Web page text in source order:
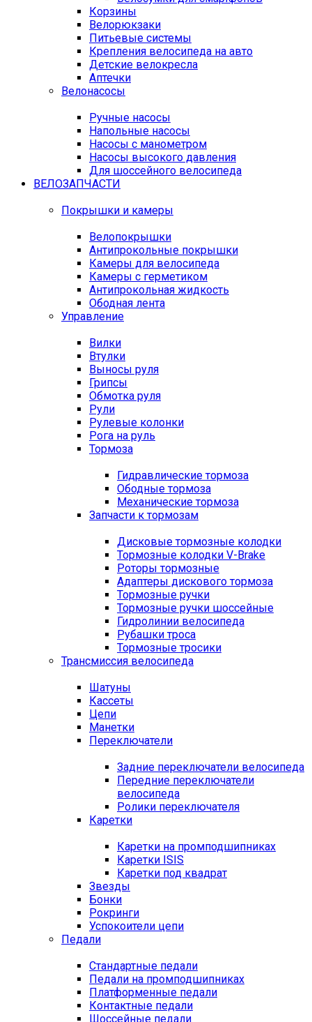
Корзины
Велорюкзаки
Питьевые системы
Крепления велосипеда на авто
Детские велокресла
Аптечки
Велонасосы
Ручные насосы
Напольные насосы
Насосы с манометром
Насосы высокого давления
Для шоссейного велосипеда
ВЕЛОЗАПЧАСТИ
Покрышки и камеры
Велопокрышки
Антипрокольные покрышки
Камеры для велосипеда
Камеры с герметиком
Антипрокольная жидкость
Ободная лента
Управление
Вилки
Втулки
Выносы руля
Грипсы
Обмотка руля
Рули
Рулевые колонки
Рога на руль
Тормоза
Гидравлические тормоза
Ободные тормоза
Механические тормоза
Запчасти к тормозам
Дисковые тормозные колодки
Тормозные колодки V-Brake
Роторы тормозные
Адаптеры дискового тормоза
Тормозные ручки
Тормозные ручки шоссейные
Гидролинии велосипеда
Рубашки троса
Тормозные тросики
Трансмиссия велосипеда
Шатуны
Кассеты
Цепи
Манетки
Переключатели
Задние переключатели велосипеда
Передние переключатели
велосипеда
Ролики переключателя
Каретки
Каретки на промподшипниках
Каретки ISIS
Каретки под квадрат
Звезды
Бонки
Рокринги
Успокоители цепи
Педали
Стандартные педали
Педали на промподшипниках
Платформенные педали
Контактные педали
Шоссейные педали